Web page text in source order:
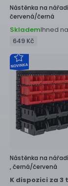
Nástěnka na nářadí
červená/černá
SklademIhned na
649 Kč
Nástěnka na
,černá/červená
K dispozici za 3